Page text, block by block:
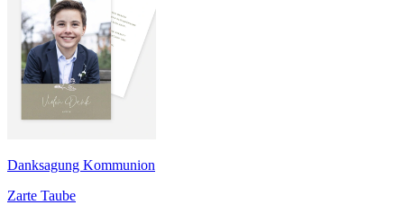
Danksagung Kommunion
Zarte Taube